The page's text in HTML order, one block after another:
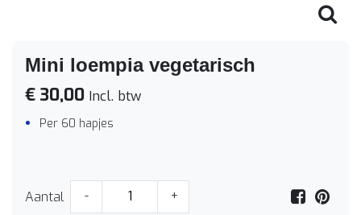
Mini loempia vegetarisch
€ 30,00 Incl. btw
Per 60 hapjes
Aantal - +